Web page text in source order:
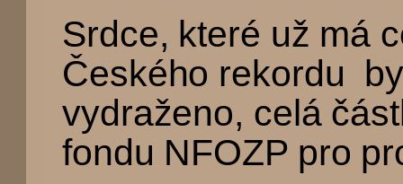
Srdce, které už má
Českého rekordu
vydraženo, celá
fondu NFOZP pro